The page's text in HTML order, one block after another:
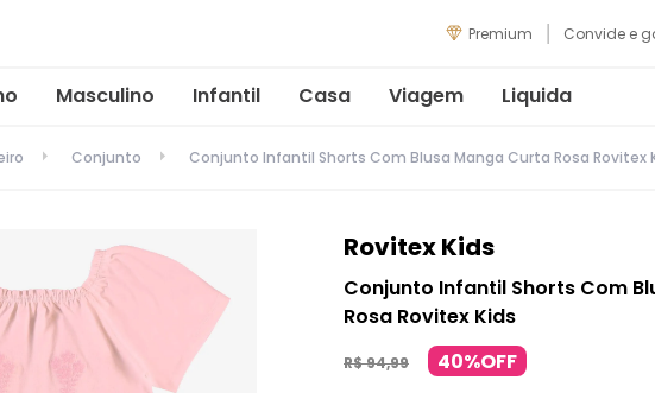
Premium Convide e
Masculino Infantil Casa Viagem Liquida
Conjunto Conjunto Infantil Shorts Com Blusa Manga Curta Rosa Rovitex
Rovitex Kids
Conjunto Infantil Shorts Com
Rosa Rovitex Kids
R$94,99 40%OFF